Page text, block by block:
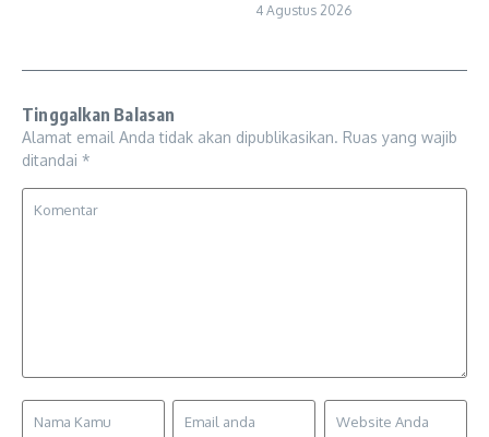
4 Agustus 2026
Tinggalkan Balasan
Alamat email Anda tidak akan dipublikasikan. Ruas yang wajib
ditandai *